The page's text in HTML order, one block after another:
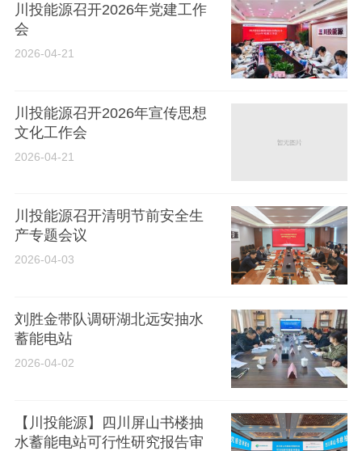
川投能源召开2026年党建工作
会
2026-04-21
川投能源召开2026年宣传思想
文化工作会
2026-04-21
川投能源召开清明节前安全生
产专题会议
2026-04-03
刘胜金带队调研湖北远安抽水
蓄能电站
2026-04-02
【川投能源】四川屏山书楼抽
水蓄能电站可行性研究报告审